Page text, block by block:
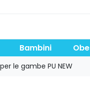
Bambini
le gambe PU NEW